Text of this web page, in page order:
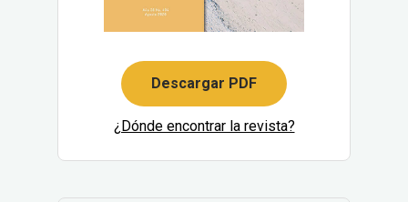
Descargar PDF
¿Dónde encontrar la revista?